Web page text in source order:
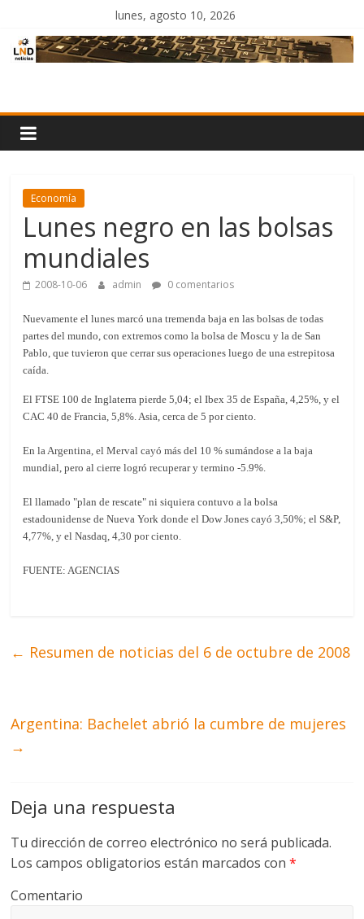
contenido
lunes, agosto 10, 2026
Noticias
Economía
Lunes negro en las bolsas
mundiales
2008-10-06 admin 0 comentarios
Nuevamente el lunes marcó una tremenda baja en las bolsas de todas
partes del mundo, con extremos como la bolsa de Moscu y la de San
Pablo, que tuvieron que cerrar sus operaciones luego de una estrepitosa
caída.
El FTSE 100 de Inglaterra pierde 5,04; el Ibex 35 de España, 4,25%, y el
CAC 40 de Francia, 5,8%. Asia, cerca de 5 por ciento.
En la Argentina, el Merval cayó más del 10 % sumándose a la baja
mundial, pero al cierre logró recuperar y termino -5.9%.
El llamado "plan de rescate" ni siquiera contuvo a la bolsa
estadounidense de Nueva York donde el Dow Jones cayó 3,50%; el S&P,
4,77%, y el Nasdaq, 4,30 por ciento.
FUENTE: AGENCIAS
← Resumen de noticias del 6 de octubre de 2008
Argentina: Bachelet abrió la cumbre de mujeres
→
Deja una respuesta
Tu dirección de correo electrónico no será publicada.
Los campos obligatorios están marcados con*
Comentario